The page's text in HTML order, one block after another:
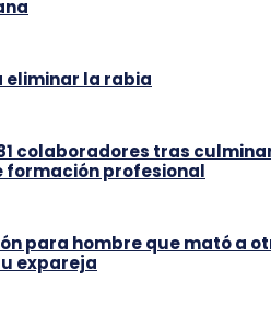
eliminar la rabia
81 colaboradores tras
formación profesional
para hombre que mató a
expareja